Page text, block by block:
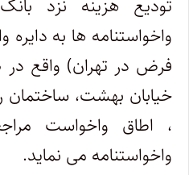
تودیع هزینه نزد
واخواستنامه ها به
فرض در تهران) واقع
، اطاق واخواست
واخواستنامه می نماید.